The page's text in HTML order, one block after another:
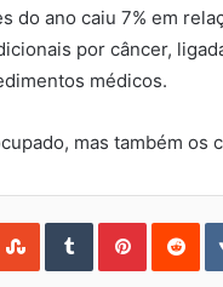
do ano caiu 7% em
por câncer,
médicos.
mas também os
StumbleUpon
TumblrPinterest